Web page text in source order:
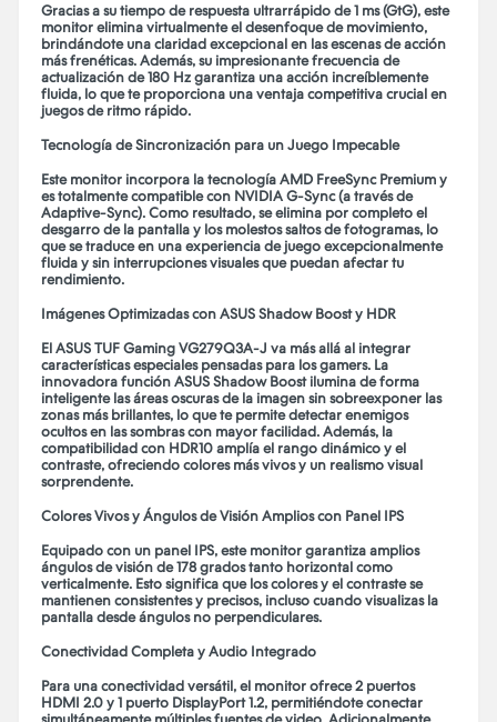
Gracias a su tiempo de respuesta ultrarrápido de 1 ms (GtG), este
monitor elimina virtualmente el desenfoque de movimiento,
brindándote una claridad excepcional en las escenas de acción
más frenéticas. Además, su impresionante frecuencia de
actualización de 180 Hz garantiza una acción increíblemente
fluida, lo que te proporciona una ventaja competitiva crucial en
juegos de ritmo rápido.
Tecnología de Sincronización para un Juego Impecable
Este monitor incorpora la tecnología AMD FreeSync Premium y
es totalmente compatible con NVIDIA G-Sync (a través de
Adaptive-Sync). Como resultado, se elimina por completo el
desgarro de la pantalla y los molestos saltos de fotogramas, lo
que se traduce en una experiencia de juego excepcionalmente
fluida y sin interrupciones visuales que puedan afectar tu
rendimiento.
Imágenes Optimizadas con ASUS Shadow Boost y HDR
El ASUS TUF Gaming VG279Q3A-J va más allá al integrar
características especiales pensadas para los gamers. La
innovadora función ASUS Shadow Boost ilumina de forma
inteligente las áreas oscuras de la imagen sin sobreexponer las
zonas más brillantes, lo que te permite detectar enemigos
ocultos en las sombras con mayor facilidad. Además, la
compatibilidad con HDR10 amplía el rango dinámico y el
contraste, ofreciendo colores más vivos y un realismo visual
sorprendente.
Colores Vivos y Ángulos de Visión Amplios con Panel IPS
Equipado con un panel IPS, este monitor garantiza amplios
ángulos de visión de 178 grados tanto horizontal como
verticalmente. Esto significa que los colores y el contraste se
mantienen consistentes y precisos, incluso cuando visualizas la
pantalla desde ángulos no perpendiculares.
Conectividad Completa y Audio Integrado
Para una conectividad versátil, el monitor ofrece 2 puertos
HDMI 2.0 y 1 puerto DisplayPort 1.2, permitiéndote conectar